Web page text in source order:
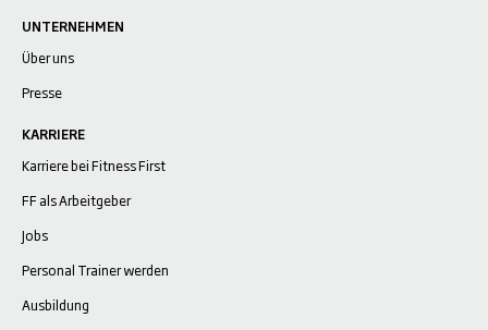
UNTERNEHMEN
Über uns
Presse
KARRIERE
Karriere bei Fitness First
FF als Arbeitgeber
Jobs
Personal Trainer werden
Ausbildung